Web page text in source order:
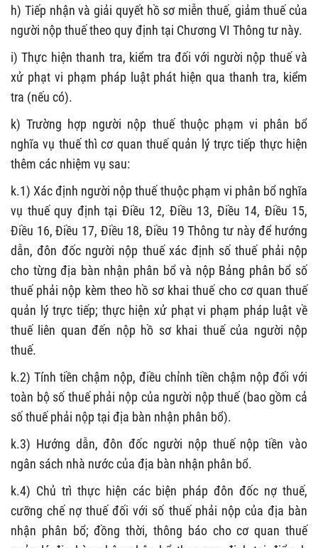
h) Tiếp nhận và giải quyết hồ sơ miễn thuế, giảm thuế của
người nộp thuếtheo quy định tại Chương VI Thông tư này.
i) Thực hiện thanh tra, kiểm tra đối với người nộp thuế và
xử phạt vi phạm pháp luật phát hiện qua thanh tra, kiểm
tra (nếu có).
k) Trường hợp người nộp thuế thuộc phạm vi phân bổ
nghĩa vụ thuế thì cơ quan thuế quản lý trực tiếp thực hiện
thêm các nhiệm vụ sau:
k.1) Xác định người nộp thuế thuộc phạm vi phân bổ nghĩa
vụ thuế quy định tại Điều 12, Điều 13, Điều 14, Điều 15,
Điều 16, Điều 17, Điều 18, Điều 19Thông tư này để hướng
dẫn, đôn đốc người nộp thuếxác định số thuế phải nộp
cho từng địa bàn nhận phân bổ và nộp Bảng phân bổ số
thuế phải nộp kèm theo hồ sơ khai thuế cho cơ quan thuế
quản lý trực tiếp; thực hiện xử phạt vi phạm pháp luật về
thuế liên quan đến nộp hồ sơ khai thuế của người nộp
thuế.
k.2) Tính tiền chậm nộp, điều chỉnh tiền chậm nộp đối với
toàn bộ số thuế phải nộp của người nộp thuế (bao gồm cả
số thuế phải nộp tại địa bàn nhận phân bổ).
k.3) Hướng dẫn, đôn đốc người nộp thuế nộp tiền vào
ngân sách nhà nước của địa bàn nhận phân bổ.
k.4) Chủ trì thực hiện các biện pháp đôn đốc nợ thuế,
cưỡng chế nợ thuế đối với số thuế phải nộp của địa bàn
nhận phân bổ; đồng thời, thông báo cho cơ quan thuế